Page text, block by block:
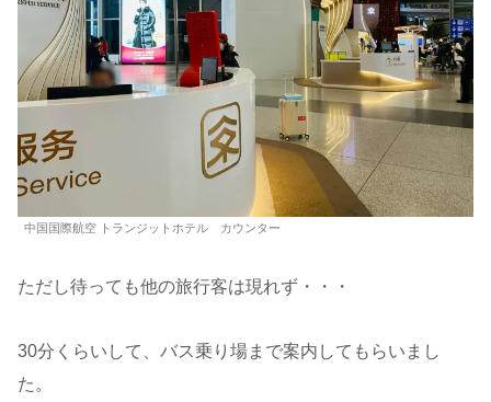
中国国際航空 トランジットホテル カウンター
ただし待っても他の旅行客は現れず・・・
30分くらいして、バス乗り場まで案内してもらいまし
た。